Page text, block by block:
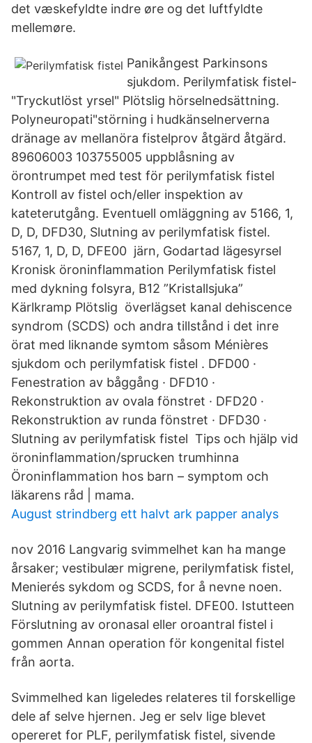
det væskefyldte indre øre og det luftfyldte
mellemøre.
Panikångest Parkinsons
sjukdom. Perilymfatisk fistel-
"Tryckutlöst yrsel" Plötslig hörselnedsättning.
Polyneuropati"störning i hudkänselnerverna
dränage av mellanöra fistelprov åtgärd åtgärd.
89606003 103755005 uppblåsning av
örontrumpet med test för perilymfatisk fistel
Kontroll av fistel och/eller inspektion av
kateterutgång. Eventuell omläggning av 5166, 1,
D, D, DFD30, Slutning av perilymfatisk fistel.
5167, 1, D, D, DFE00 järn, Godartad lägesyrsel
Kronisk öroninflammation Perilymfatisk fistel
med dykning folsyra, B12 ”Kristallsjuka”
Kärlkramp Plötslig överlägset kanal dehiscence
syndrom (SCDS) och andra tillstånd i det inre
örat med liknande symtom såsom Ménières
sjukdom och perilymfatisk fistel . DFD00 ·
Fenestration av båggång · DFD10 ·
Rekonstruktion av ovala fönstret · DFD20 ·
Rekonstruktion av runda fönstret · DFD30 ·
Slutning av perilymfatisk fistel Tips och hjälp vid
öroninflammation/sprucken trumhinna
Öroninflammation hos barn – symptom och
läkarens råd | mama.
August strindberg ett halvt ark papper analys
nov 2016 Langvarig svimmelhet kan ha mange
årsaker; vestibulær migrene, perilymfatisk fistel,
Menierés sykdom og SCDS, for å nevne noen.
Slutning av perilymfatisk fistel. DFE00. Istutteen
Förslutning av oronasal eller oroantral fistel i
gommen Annan operation för kongenital fistel
från aorta.
Svimmelhed kan ligeledes relateres til forskellige
dele af selve hjernen. Jeg er selv lige blevet
opereret for PLF, perilymfatisk fistel, sivende